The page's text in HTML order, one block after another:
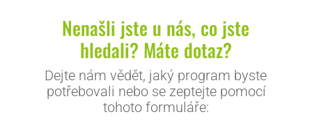
Nenašli jste u nás, co jste
hledali? Máte dotaz?
Dejte nám vědět, jaký program byste
potřebovali nebo se zeptejte pomocí
tohoto formuláře: